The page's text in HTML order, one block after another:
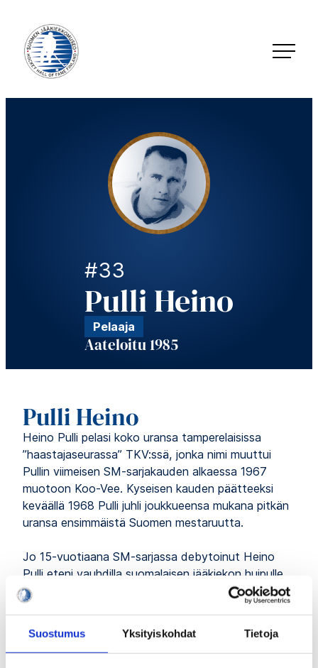
Suostumus Yksityiskohdat Tietoja
suoraan
sisältöön
Jääkiekkomuseo – Hockey Hall of Fame Finland
#33
Pulli Heino
Pelaaja
Aateloitu 1985
Pulli Heino
Heino Pulli pelasi koko uransa tamperelaisissa
”haastajaseurassa” TKV:ssä, jonka nimi muuttui
Pullin viimeisen SM-sarjakauden alkaessa 1967
muotoon Koo-Vee. Kyseisen kauden päätteeksi
keväällä 1968 Pulli juhli joukkueensa mukana pitkän
uransa ensimmäistä Suomen mestaruutta.
Jo 15-vuotiaana SM-sarjassa debytoinut Heino
Pulli eteni vauhdilla suomalaisen jääkiekon huipulle.
Vain reilua vuotta myöhemmin, tammikuussa 1955,
hän oli jo maajoukkuemies. Leijona-debyyttinsä hän